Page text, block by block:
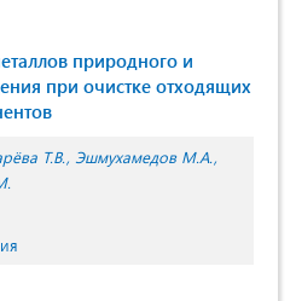
природного и
при очистке отходящих
Т.В. Эшмухамедов М.А.